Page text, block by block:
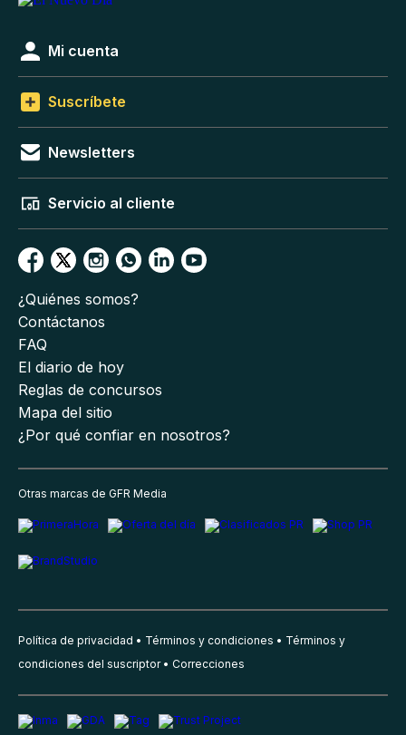
Mi cuenta
Suscríbete
Newsletters
Servicio al cliente
¿Quiénes somos?
Contáctanos
FAQ
El diario de hoy
Reglas de concursos
Mapa del sitio
¿Por qué confiar en nosotros?
Otras marcas de GFR Media
Política de privacidad Términos y condiciones
Términos y
condiciones del suscriptor
Correcciones